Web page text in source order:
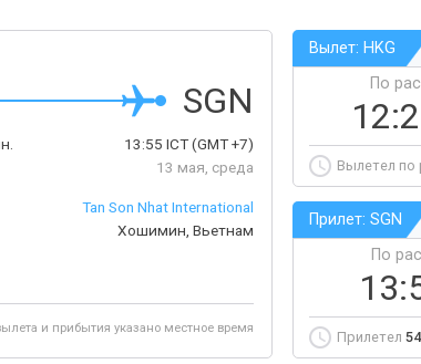
SGN
13:55ICT(GMT +7)
13 мая, среда
Tan Son Nhat International
Хошимин, Вьетнам
и прибытия указано местное время
Вылет: HKG
По
Вылетел по
Прилет: SGN
По
Прилетел